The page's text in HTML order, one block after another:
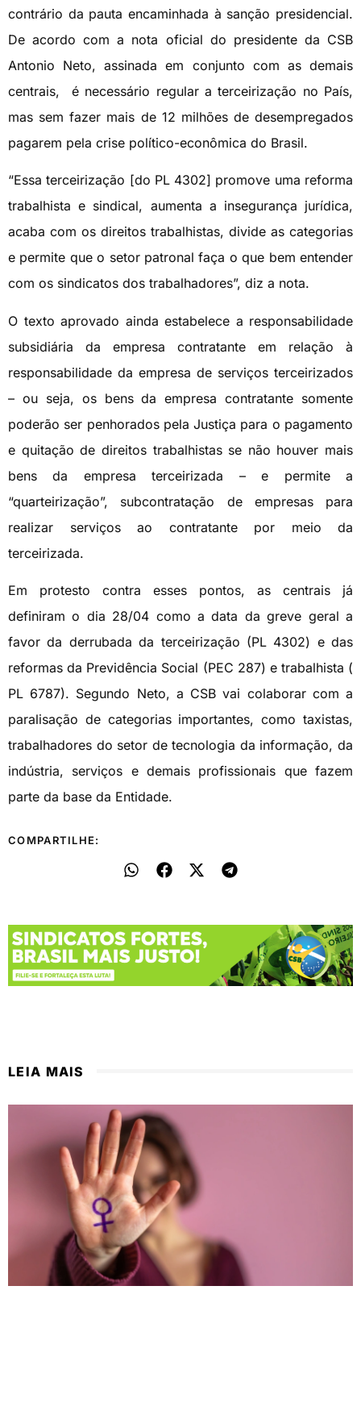
contrário da pauta encaminhada à sanção presidencial.
De acordo com a nota oficial do presidente da CSB
Antonio Neto, assinada em conjunto com as demais
centrais, é necessário regular a terceirização no País,
mas sem fazer mais de 12 milhões de desempregados
pagarem pela crise político-econômica do Brasil.
“Essa terceirização [do PL 4302] promove uma reforma
trabalhista e sindical, aumenta a insegurança jurídica,
acaba com os direitos trabalhistas, divide as categorias
e permite que o setor patronal faça o que bem entender
com os sindicatos dos trabalhadores”, diz a nota.
O texto aprovado ainda estabelece a responsabilidade
subsidiária da empresa contratante em relação à
responsabilidade da empresa de serviços terceirizados
– ou seja, os bens da empresa contratante somente
poderão ser penhorados pela Justiça para o pagamento
e quitação de direitos trabalhistas se não houver mais
bens da empresa terceirizada – e permite a
“quarteirização”, subcontratação de empresas para
realizar serviços ao contratante por meio da
terceirizada.
Em protesto contra esses pontos, as centrais já
definiram o dia 28/04 como a data da greve geral a
favor da derrubada da terceirização (PL 4302) e das
reformas da Previdência Social (PEC 287) e trabalhista (
PL 6787). Segundo Neto, a CSB vai colaborar com a
paralisação de categorias importantes, como taxistas,
trabalhadores do setor de tecnologia da informação, da
indústria, serviços e demais profissionais que fazem
parte da base da Entidade.
COMPARTILHE:
LEIA MAIS